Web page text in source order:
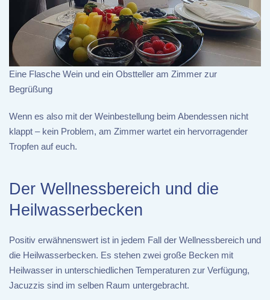
Eine Flasche Wein und ein Obstteller am Zimmer zur
Begrüßung
Wenn es also mit der Weinbestellung beim Abendessen nicht
klappt – kein Problem, am Zimmer wartet ein hervorragender
Tropfen auf euch.
Der Wellnessbereich und die
Heilwasserbecken
Positiv erwähnenswert ist in jedem Fall der Wellnessbereich und
die Heilwasserbecken. Es stehen zwei große Becken mit
Heilwasser in unterschiedlichen Temperaturen zur Verfügung,
Jacuzzis sind im selben Raum untergebracht.